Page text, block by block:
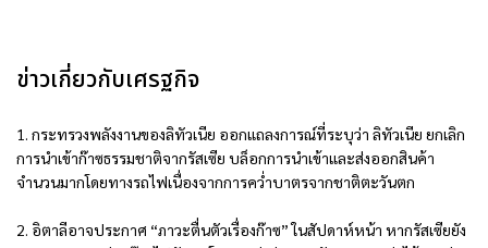
ข่าวเกี่ยวกับเศรฐกิจ
1. กระทรวงพลังงานของลิทัวเนีย ออกแถลงการณ์ที่ระบุว่า ลิทัวเนีย ยกเลิก
การนำเข้าก๊าซธรรมชาติจากรัสเซีย บล็อกการนำเข้าและส่งออกสินค้า
จำนวนมากโดยทางรถไฟเนื่องจากการคว่ำบาตรจากชาติตะวันตก
2. อิตาลีอาจประกาศ “ภาวะตื่นตัวเรื่องก๊าซ” ในสัปดาห์หน้า หากรัสเซียยัง